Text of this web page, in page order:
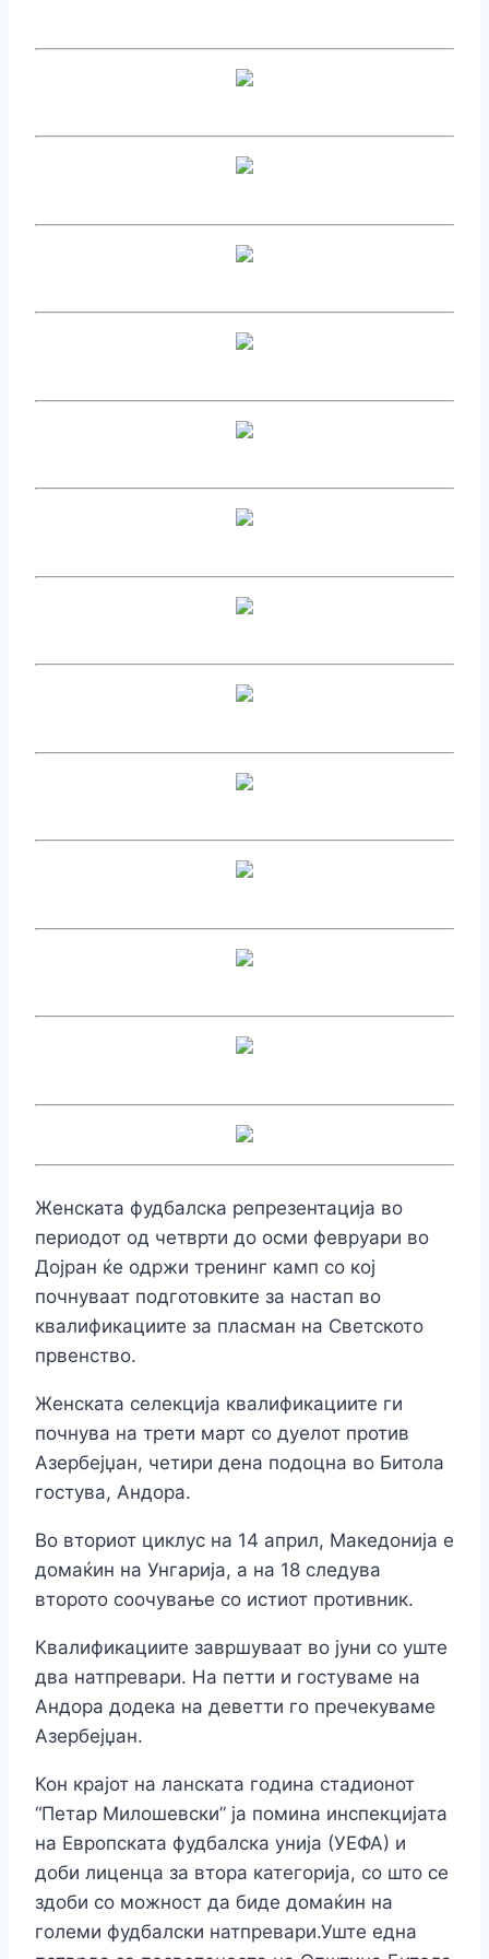
Женската фудбалска репрезентација во
периодот од четврти до осми февруари во
Дојран ќе одржи тренинг камп со кој
почнуваат подготовките за настап во
квалификациите за пласман на Светското
првенство.
Женската селекција квалификациите ги
почнува на трети март со дуелот против
Азербејџан, четири дена подоцна во Битола
гостува, Андора.
Во вториот циклус на 14 април, Македонија е
домаќин на Унгарија, а на 18 следува
второто соочување со истиот противник.
Квалификациите завршуваат во јуни со уште
два натпревари. На петти и гостуваме на
Андора додека на деветти го пречекуваме
Азербејџан.
Кон крајот на ланската година стадионот
“Петар Милошевски” ја помина инспекцијата
на Европската фудбалска унија (УЕФА) и
доби лиценца за втора категорија, со што се
здоби со можност да биде домаќин на
големи фудбалски натпревари.Уште една